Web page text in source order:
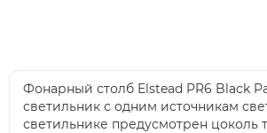
Фонарный столб Elstead PR6 Black
светильник с одним источникам
светильнике предусмотрен цоколь